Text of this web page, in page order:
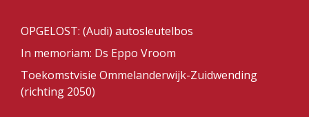
OPGELOST: (Audi) autosleutelbos
In memoriam: Ds Eppo Vroom
Toekomstvisie Ommelanderwijk-Zuidwending
(richting 2050)